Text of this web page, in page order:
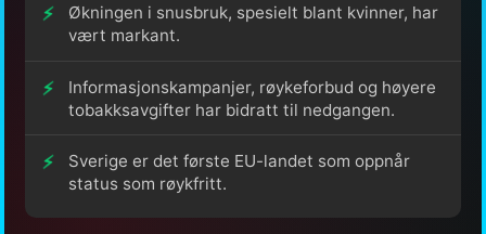
Økningen i snusbruk, spesielt blant kvinner, har
vært markant.
Informasjonskampanjer, røykeforbud og høyere
tobakksavgifter har bidratt til nedgangen.
Sverige er det første EU-landet som oppnår
status som røykfritt.